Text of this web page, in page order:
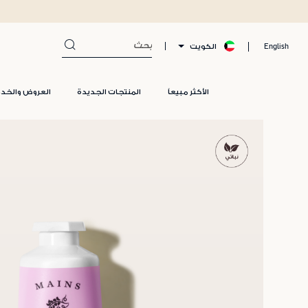
English الكويت
الأكثر مبيعاً المنتجات الجديدة العروض